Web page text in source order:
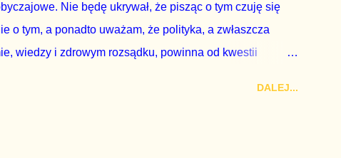
Nie będę ukrywał, że pisząc o tym czuję się
o tym, a ponadto uważam, że polityka, a zwłaszcza
wiedzy i zdrowym rozsądku, powinna od kwestii
DALEJ...